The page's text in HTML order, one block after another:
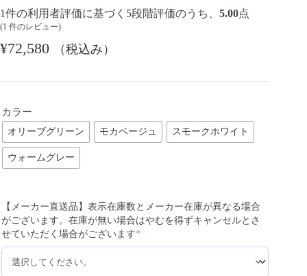
1件の利用者評価に基づく5段階評価のうち、 5.00点
(1 件のレビュー)
¥72,580 （税込み）
カラー
オリーブグリーン モカベージュ スモークホワイト
ウォームグレー
【メーカー直送品】表示在庫数とメーカー在庫が異なる場合
がございます。在庫が無い場合はやむを得ずキャンセルとさ
せていただく場合がございます*